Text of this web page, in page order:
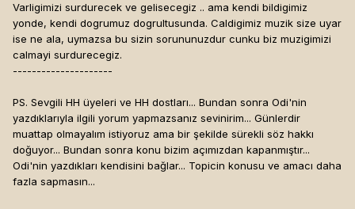
Varligimizi surdurecek ve gelisecegiz .. ama kendi bildigimiz
yonde, kendi dogrumuz dogrultusunda. Caldigimiz muzik size uyar
ise ne ala, uymazsa bu sizin sorununuzdur cunku biz muzigimizi
calmayi surdurecegiz.
---------------------
PS. Sevgili HH üyeleri ve HH dostları... Bundan sonra Odi'nin
yazdıklarıyla ilgili yorum yapmazsanız sevinirim... Günlerdir
muattap olmayalım istiyoruz ama bir şekilde sürekli söz hakkı
doğuyor... Bundan sonra konu bizim açımızdan kapanmıştır...
Odi'nin yazdıkları kendisini bağlar... Topicin konusu ve amacı daha
fazla sapmasın...